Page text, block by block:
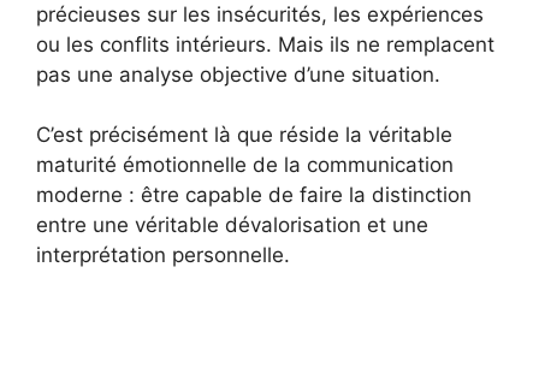
précieuses sur les insécurités, les expériences
ou les conflits intérieurs. Mais ils ne remplacent
pas une analyse objective d’une situation.
C’est précisément là que réside la véritable
maturité émotionnelle de la communication
moderne : être capable de faire la distinction
entre une véritable dévalorisation et une
interprétation personnelle.